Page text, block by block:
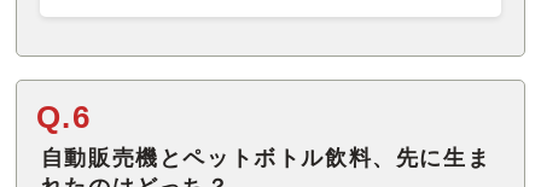
Q.6
自動販売機とペットボトル飲料、先に生ま